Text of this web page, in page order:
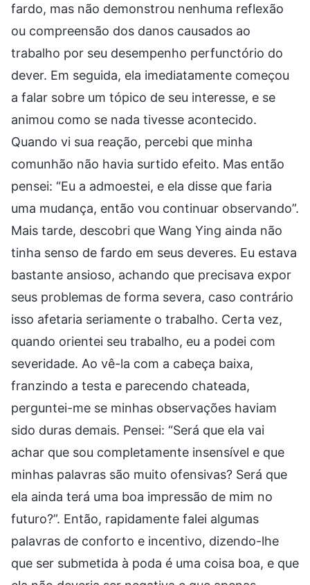
fardo, mas não demonstrou nenhuma reflexão
ou compreensão dos danos causados ao
trabalho por seu desempenho perfunctório do
dever. Em seguida, ela imediatamente começou
a falar sobre um tópico de seu interesse, e se
animou como se nada tivesse acontecido.
Quando vi sua reação, percebi que minha
comunhão não havia surtido efeito. Mas então
pensei: “Eu a admoestei, e ela disse que faria
uma mudança, então vou continuar observando”.
Mais tarde, descobri que Wang Ying ainda não
tinha senso de fardo em seus deveres. Eu estava
bastante ansioso, achando que precisava expor
seus problemas de forma severa, caso contrário
isso afetaria seriamente o trabalho. Certa vez,
quando orientei seu trabalho, eu a podei com
severidade. Ao vê-la com a cabeça baixa,
franzindo a testa e parecendo chateada,
perguntei-me se minhas observações haviam
sido duras demais. Pensei: “Será que ela vai
achar que sou completamente insensível e que
minhas palavras são muito ofensivas? Será que
ela ainda terá uma boa impressão de mim no
futuro?”. Então, rapidamente falei algumas
palavras de conforto e incentivo, dizendo-lhe
que ser submetida à poda é uma coisa boa, e que